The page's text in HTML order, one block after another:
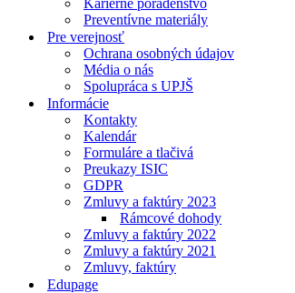
Kariérne poradenstvo
Preventívne materiály
Pre verejnosť
Ochrana osobných údajov
Média o nás
Spolupráca s UPJŠ
Informácie
Kontakty
Kalendár
Formuláre a tlačivá
Preukazy ISIC
GDPR
Zmluvy a faktúry 2023
Rámcové dohody
Zmluvy a faktúry 2022
Zmluvy a faktúry 2021
Zmluvy, faktúry
Edupage